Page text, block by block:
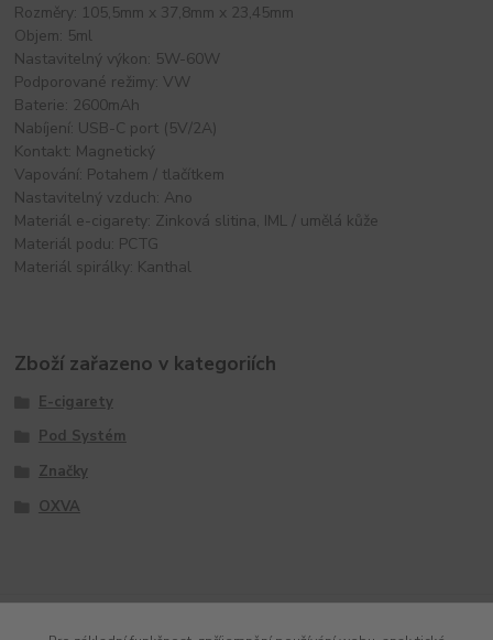
Rozměry: 105,5mm x 37,8mm x 23,45mm
Objem: 5ml
Nastavitelný výkon: 5W-60W
Podporované režimy: VW
Baterie: 2600mAh
Nabíjení: USB-C port (5V/2A)
Kontakt: Magnetický
Vapování: Potahem / tlačítkem
Nastavitelný vzduch: Ano
Materiál e-cigarety: Zinková slitina, IML / umělá kůže
Materiál podu: PCTG
Materiál spirálky: Kanthal
Zboží zařazeno v kategoriích
E-cigarety
Pod Systém
Značky
OXVA